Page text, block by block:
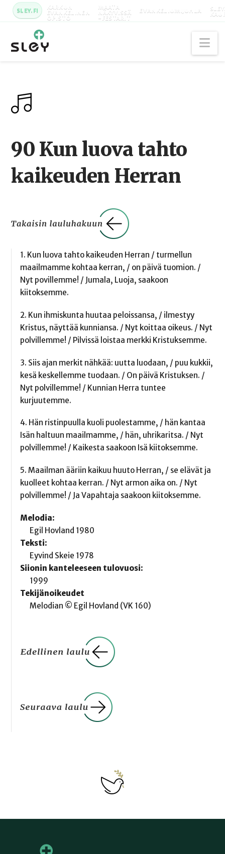
SLEY.FI KARKUN
EVANKELINEN
OPISTO
MAATA
NÄKYVISSÄ
-FESTARIT
EVANKELIUMIJUHLA
90 Kun luova tahto
kaikeuden Herran
1. Kun luova tahto kaikeuden Herran / turmellun
maailmamme kohtaa kerran, / on päivä tuomion. /
Nyt povillemme! / Jumala, Luoja, saakoon
kiitoksemme.
2. Kun ihmiskunta huutaa peloissansa, / ilmestyy
Kristus, näyttää kunniansa. / Nyt koittaa oikeus. / Nyt
polvillemme! / Pilvissä loistaa merkki Kristuksemme.
3. Siis ajan merkit nähkää: uutta luodaan, / puu kukkii,
kesä keskellemme tuodaan. / On päivä Kristuksen. /
Nyt polvillemme! / Kunnian Herra tuntee
kurjuutemme.
4. Hän ristinpuulla kuoli puolestamme, / hän kantaa
Isän haltuun maailmamme, / hän, uhrikaritsa. / Nyt
polvillemme! / Kaikesta saakoon Isä kiitoksemme.
5. Maailman ääriin kaikuu huuto Herran, / se elävät ja
kuolleet kohtaa kerran. / Nyt armon aika on. / Nyt
polvillemme! / Ja Vapahtaja saakoon kiitoksemme.
Melodia:
Egil Hovland 1980
Teksti:
Eyvind Skeie 1978
Siionin kanteleeseen tulovuosi:
1999
Tekijänoikeudet
Melodian © Egil Hovland (VK 160)